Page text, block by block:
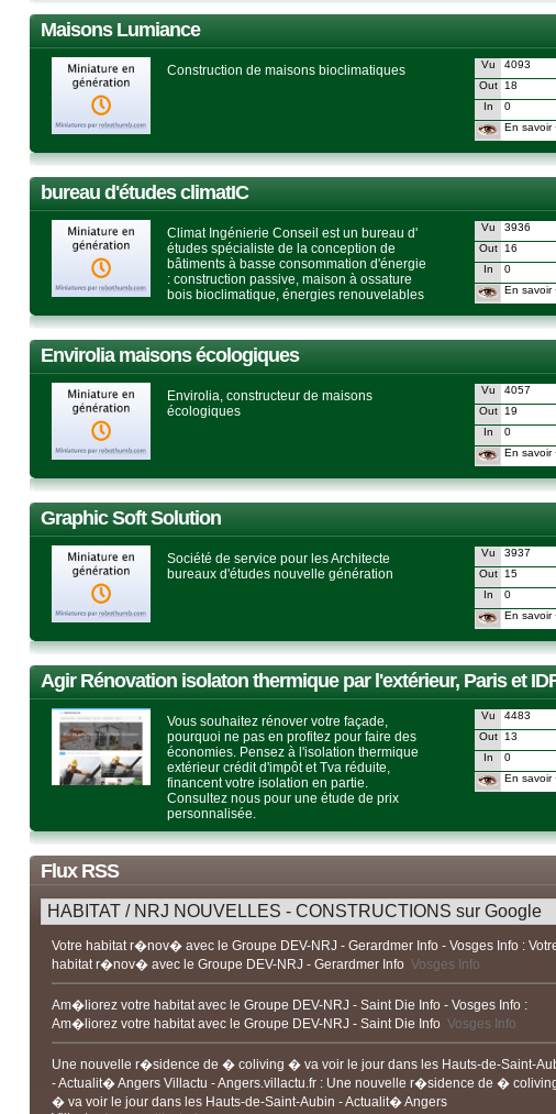
Maisons Lumiance
Vu
4093
Out
18
In
0
En savoir
Construction de maisons bioclimatiques
bureau d'études climatIC
Vu
3936
Out
16
In
0
En savoir
Climat Ingénierie Conseil est un bureau d'
études spécialiste de la conception de
bâtiments à basse consommation d'énergie
: construction passive, maison à ossature
bois bioclimatique, énergies renouvelables
Envirolia maisons écologiques
Vu
4057
Out
19
In
0
En savoir
Envirolia, constructeur de maisons
écologiques
Graphic Soft Solution
Vu
3937
Out
15
In
0
En savoir
Société de service pour les Architecte
bureaux d'études nouvelle génération
Agir Rénovation isolaton thermique par l'extérieur, Paris et
Vu
4483
Out
13
In
0
En savoir
Vous souhaitez rénover votre façade,
pourquoi ne pas en profitez pour faire des
économies. Pensez à l'isolation thermique
extérieur crédit d'impôt et Tva réduite,
financent votre isolation en partie.
Consultez nous pour une étude de prix
personnalisée.
Flux RSS
HABITAT / NRJ NOUVELLES - CONSTRUCTIONS sur Google
Votre habitat r�nov� avec le Groupe DEV-NRJ - Gerardmer Info - Vosges Info :
habitat r�nov� avec le Groupe DEV-NRJ - Gerardmer Info Vosges Info
Am�liorez votre habitat avec le Groupe DEV-NRJ - Saint Die Info - Vosges Info :
Am�liorez votre habitat avec le Groupe DEV-NRJ - Saint Die Info Vosges Info
Une nouvelle r�sidence de � coliving � va voir le jour dans les Hauts-de-Saint-
- Actualit� Angers Villactu - Angers.villactu.fr : Une nouvelle r�sidence de �
� va voir le jour dans les Hauts-de-Saint-Aubin - Actualit� Angers